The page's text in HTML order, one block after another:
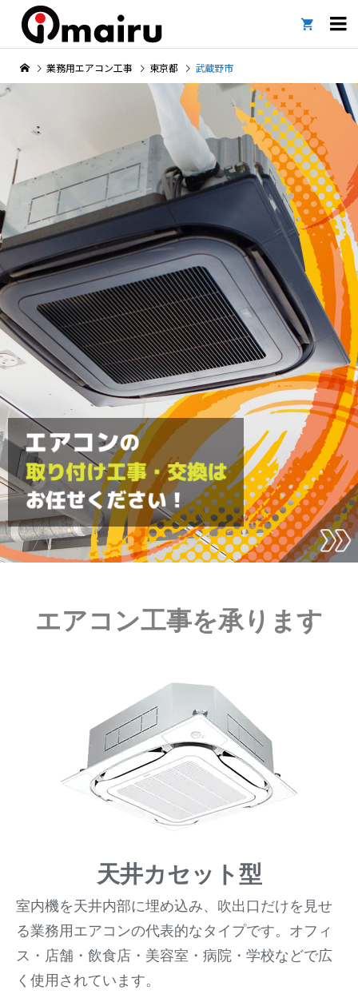

業務用エアコン工事 東京都 武蔵野市
エアコン工事を承ります
天井カセット型
室内機を天井内部に埋め込み、吹出口だけを見せ
る業務用エアコンの代表的なタイプです。オフィ
ス・店舗・飲食店・美容室・病院・学校などで広
く使用されています。